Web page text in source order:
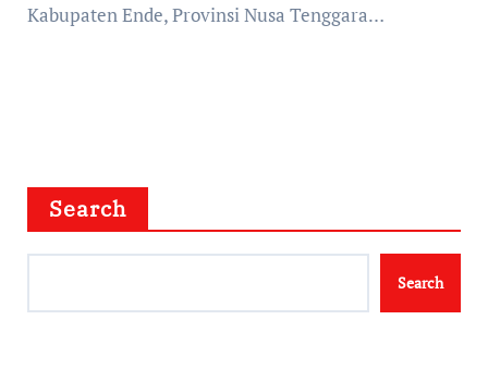
Kabupaten Ende, Provinsi Nusa Tenggara…
Search
Search